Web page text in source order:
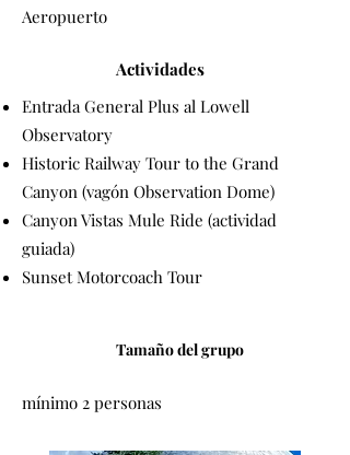
Aeropuerto
Actividades
Entrada General Plus al Lowell
Observatory
Historic Railway Tour to the Grand
Canyon (vagón Observation Dome)
Canyon Vistas Mule Ride (actividad
guiada)
Sunset Motorcoach Tour
Tamaño del grupo
mínimo 2 personas